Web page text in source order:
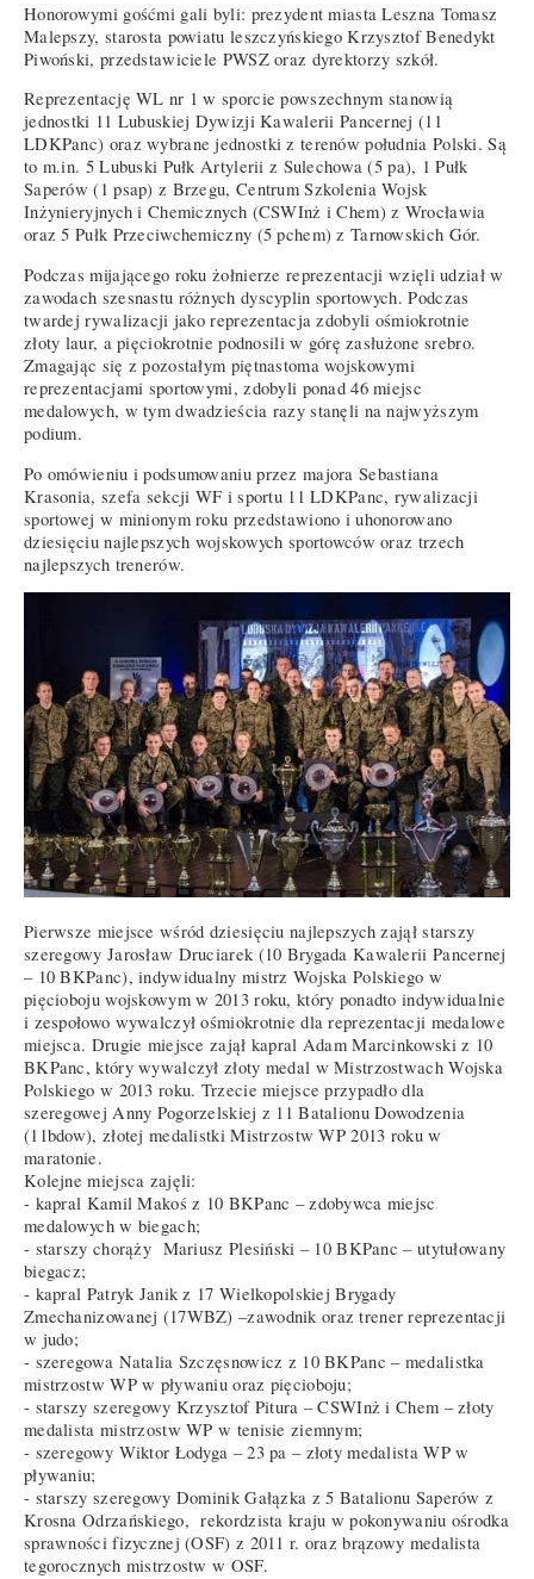
Honorowymi gośćmi gali byli: prezydent miasta Leszna Tomasz
Malepszy, starosta powiatu leszczyńskiego Krzysztof Benedykt
Piwoński, przedstawiciele PWSZ oraz dyrektorzy szkół.
Reprezentację WL nr 1 w sporcie powszechnym stanowią
jednostki 11 Lubuskiej Dywizji Kawalerii Pancernej (11
LDKPanc) oraz wybrane jednostki z terenów południa Polski. Są
to m.in. 5 Lubuski Pułk Artylerii z Sulechowa (5 pa), 1 Pułk
Saperów (1 psap) z Brzegu, Centrum Szkolenia Wojsk
Inżynieryjnych i Chemicznych (CSWInż i Chem) z Wrocławia
oraz 5 Pułk Przeciwchemiczny (5 pchem) z Tarnowskich Gór.
Podczas mijającego roku żołnierze reprezentacji wzięli udział w
zawodach szesnastu różnych dyscyplin sportowych. Podczas
twardej rywalizacji jako reprezentacja zdobyli ośmiokrotnie
złoty laur, a pięciokrotnie podnosili w górę zasłużone srebro.
Zmagając się z pozostałym piętnastoma wojskowymi
reprezentacjami sportowymi, zdobyli ponad 46 miejsc
medalowych, w tym dwadzieścia razy stanęli na najwyższym
podium.
Po omówieniu i podsumowaniu przez majora Sebastiana
Krasonia, szefa sekcji WF i sportu 11 LDKPanc, rywalizacji
sportowej w minionym roku przedstawiono i uhonorowano
dziesięciu najlepszych wojskowych sportowców oraz trzech
najlepszych trenerów.
Pierwsze miejsce wśród dziesięciu najlepszych zajął starszy
szeregowy Jarosław Druciarek (10 Brygada Kawalerii Pancernej
– 10 BKPanc), indywidualny mistrz Wojska Polskiego w
pięcioboju wojskowym w 2013 roku, który ponadto indywidualnie
i zespołowo wywalczył ośmiokrotnie dla reprezentacji medalowe
miejsca. Drugie miejsce zajął kapral Adam Marcinkowski z 10
BKPanc, który wywalczył złoty medal w Mistrzostwach Wojska
Polskiego w 2013 roku. Trzecie miejsce przypadło dla
szeregowej Anny Pogorzelskiej z 11 Batalionu Dowodzenia
(11bdow), złotej medalistki Mistrzostw WP 2013 roku w
maratonie.
Kolejne miejsca zajęli:
- kapral Kamil Makoś z 10 BKPanc – zdobywca miejsc
medalowych w biegach;
- starszy chorąży Mariusz Plesiński – 10 BKPanc – utytułowany
biegacz;
- kapral Patryk Janik z 17 Wielkopolskiej Brygady
Zmechanizowanej (17WBZ) –zawodnik oraz trener reprezentacji
w judo;
- szeregowa Natalia Szczęsnowicz z 10 BKPanc – medalistka
mistrzostw WP w pływaniu oraz pięcioboju;
- starszy szeregowy Krzysztof Pitura – CSWInż i Chem – złoty
medalista mistrzostw WP w tenisie ziemnym;
- szeregowy Wiktor Łodyga – 23 pa – złoty medalista WP w
pływaniu;
- starszy szeregowy Dominik Gałązka z 5 Batalionu Saperów z
Krosna Odrzańskiego, rekordzista kraju w pokonywaniu ośrodka
sprawności fizycznej (OSF) z 2011 r. oraz brązowy medalista
tegorocznych mistrzostw w OSF.